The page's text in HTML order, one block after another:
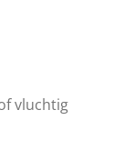
vluchtig